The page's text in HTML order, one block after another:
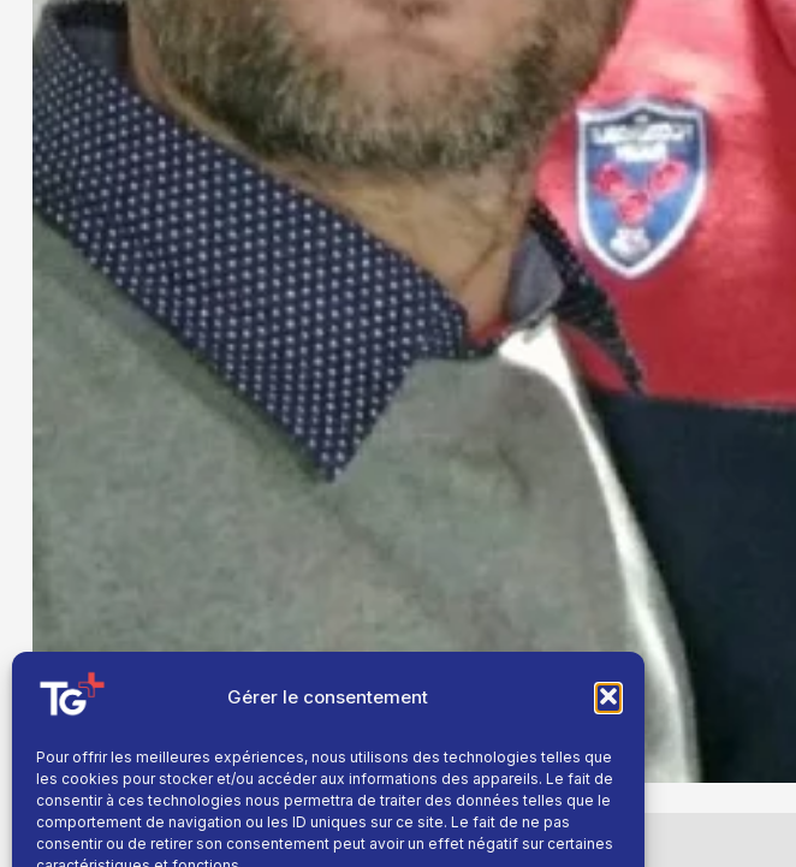
Gérer le consentement
Pour offrir les meilleures expériences, nous utilisons des technologies telles que
les cookies pour stocker et/ou accéder aux informations des appareils. Le fait de
consentir à ces technologies nous permettra de traiter des données telles que le
comportement de navigation ou les ID uniques sur ce site. Le fait de ne pas
consentir ou de retirer son consentement peut avoir un effet négatif sur certaines